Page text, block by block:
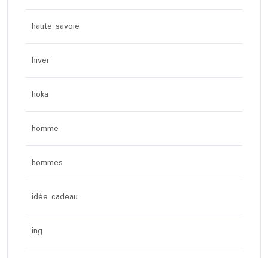
haute savoie
hiver
hoka
homme
hommes
idée cadeau
ing